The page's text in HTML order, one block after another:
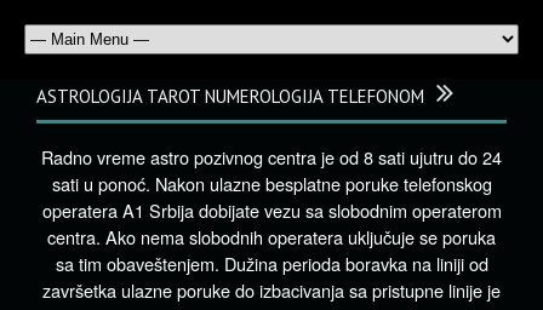
ASTROLOGIJA TAROT NUMEROLOGIJA TELEFONOM
Radno vreme astro pozivnog centra je od 8 sati ujutru do 24
sati u ponoć. Nakon ulazne besplatne poruke telefonskog
operatera A1 Srbija dobijate vezu sa slobodnim operaterom
centra. Ako nema slobodnih operatera uključuje se poruka
sa tim obaveštenjem. Dužina perioda boravka na liniji od
završetka ulazne poruke do izbacivanja sa pristupne linije je